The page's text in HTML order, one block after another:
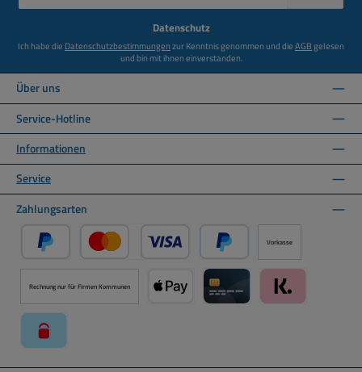
Datenschutz
Ich habe die Datenschutzbestimmungenzur Kenntnis genommen und dieAGBgelesen
und bin mit ihnen einverstanden.
Über uns
Service-Hotline
Informationen
Service
Zahlungsarten
PayPal Kredit- oder Debitkarte über PayPal
Später Bezahlen über PayPal
Vorkasse
Rechnung nur für Firmen Kommunen